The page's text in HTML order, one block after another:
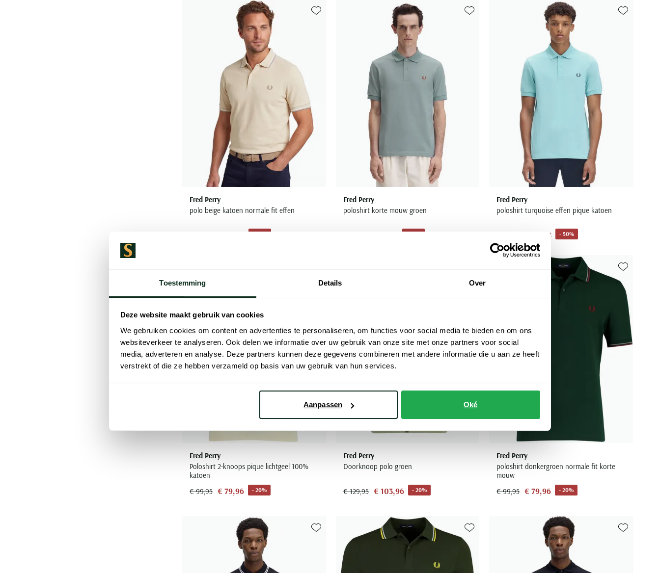
Toestemming Details Over
Deze website maakt gebruik van cookies
We gebruiken cookies om content en advertenties te personaliseren, om functies voor social media te bieden en om ons
websiteverkeer te analyseren. Ook delen we informatie over uw gebruik van onze site met onze partners voor social
media, adverteren en analyse. Deze partners kunnen deze gegevens combineren met andere informatie die u aan ze heeft
verstrekt of die ze hebben verzameld op basis van uw gebruik van hun services.
Aanpassen Oké
Fred Perry
polo beige katoen normale fit effen
- 50%
Fred Perry
poloshirt korte mouw groen
- 50%
Fred Perry
poloshirt turquoise effen pique katoen
€ 44,98 - 50%
Fred Perry
Poloshirt 2-knoops pique lichtgeel 100%
katoen
€ 99,95 € 79,96 - 20%
Toevoegen aan favorieten
Fred Perry
Doorknoop polo groen
€ 129,95 € 103,96 - 20%
Toevoegen aan favorieten
Fred Perry
poloshirt donkergroen normale fit korte
mouw
€ 99,95 € 79,96 - 20%
Toevoegen
Toevoegen aan favorieten Toevoegen aan favorieten